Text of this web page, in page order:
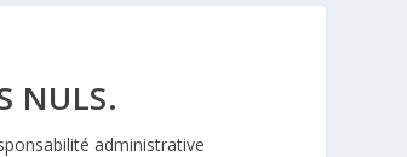
NULS.
administrative